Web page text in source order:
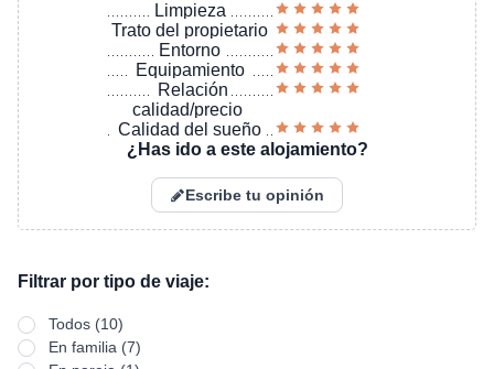
Limpieza
Trato del propietario
Entorno
Equipamiento
Relación
calidad/precio
Calidad del sueño
¿Has ido a este alojamiento?
Escribe tu opinión
Filtrar por tipo de viaje:
Todos (10)
En familia (7)